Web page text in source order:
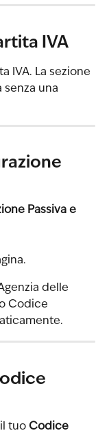
IVA
IVA. La sezione
senza una
Passiva e
delle
Codice
tuo Codice